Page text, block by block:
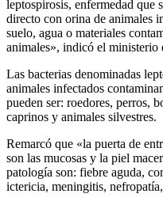
leptospirosis, enfermedad que
directo con orina de animales
suelo, agua o materiales
animales», indicó el ministerio
Las bacterias denominadas
animales infectados
pueden ser: roedores, perros,
caprinos y animales silvestres.
Remarcó que «la puerta de
son las mucosas y la piel
patología son: fiebre aguda,
ictericia, meningitis,